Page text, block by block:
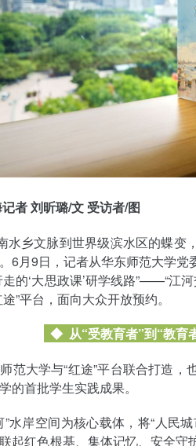
者 刘昕璐/文 受访者/图
水乡文脉到世界级滨水区的蝶
6月9日，记者从华东师范大学
的‘大思政课’研学线路”——“江
”平台，面向大众开放预约。
◆ 从“受教育者”到“教育
范大学与“红途”平台联合打造
的首批学生实践成果。
”水岸空间为核心载体，将“人民
起红色根基、集体记忆、安全守